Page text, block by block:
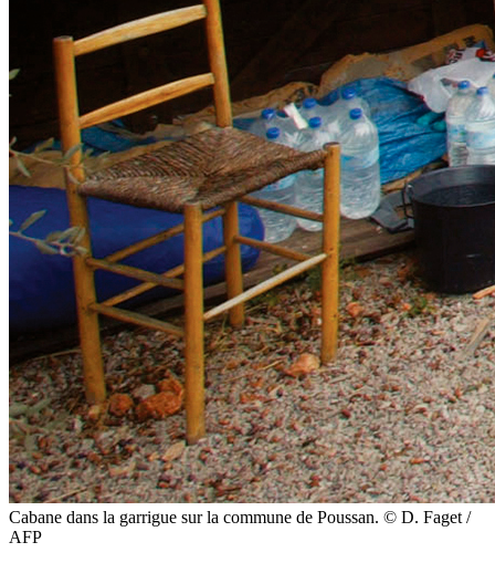
Cabane dans la garrigue sur la commune de Poussan. © D. Faget /
AFP